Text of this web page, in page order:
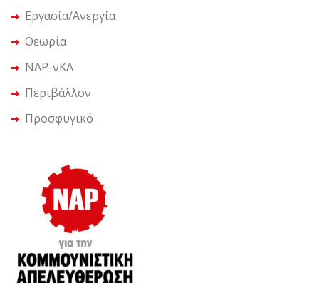
Εργασία/Ανεργία
Θεωρία
ΝΑΡ-νΚΑ
Περιβάλλον
Προσφυγικό